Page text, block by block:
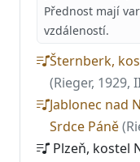
Přednost mají
vzdáleností.
Šternberk,
(Rieger, 1929,
Jablonec nad
Srdce Páně
Plzeň, kostel